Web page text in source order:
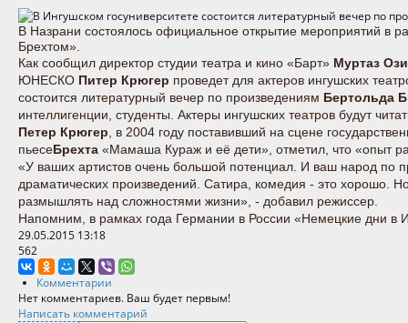
В Назрани состоялось официальное открытие мероприятий в
Брехтом».
Как сообщил директор студии театра и кино «Барт» Муртаз
ЮНЕСКО Питер Крюгер проведет для актеров ингушских
состоится литературный вечер по произведениям Бертольда
интеллигенции, студенты. Актеры ингушских театров будут
Петер Крюгер , в 2004 году поставивший на сцене
пьесеБрехта «Мамаша Кураж и её дети», отметил, что «опыт
«У ваших артистов очень большой потенциал. И ваш народ по
драматических произведений. Сатира, комедия - это хорошо.
размышлять над сложностями жизни», - добавил режиссер.
Напомним, в рамках года Германии в России «Немецкие дни в
29.05.2015 13:18
562
Комментарии
Нет комментариев. Ваш будет первым!
Написать комментарий